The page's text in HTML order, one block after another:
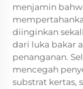
menjamin
diinginkan
dari luka bakar
penanganan.
mencegah
substrat kertas,